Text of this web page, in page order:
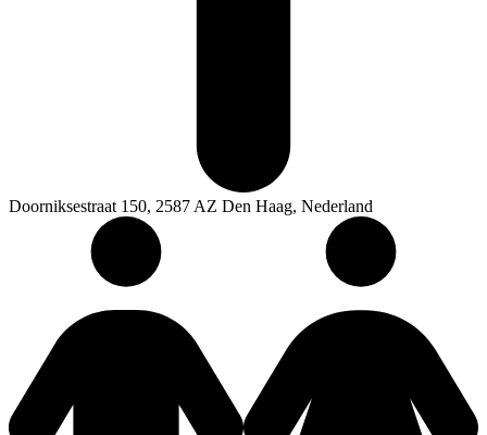
Doorniksestraat 150, 2587 AZ Den Haag, Nederland